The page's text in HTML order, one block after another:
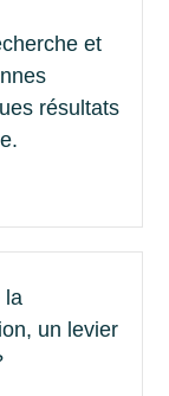
et
résultats
la
un levier